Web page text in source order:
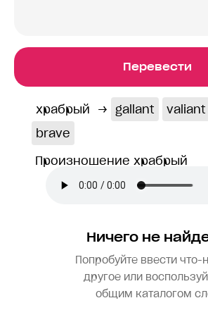
Перевести
храбрый → gallant valiant
brave
Произношение храбрый
Ничего не
Попробуйте ввести что-
другое или
общим каталогом